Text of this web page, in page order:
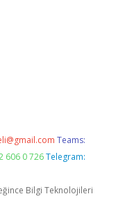
Teams:
606 0 726 Telegram:
Bilgi Teknolojileri